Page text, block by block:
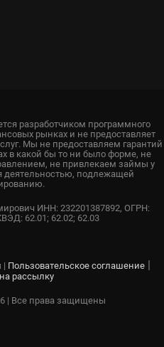
разработчиком программного
рынках и не предоставляет
Мы не предоставляем гарантий
в какой бы то ни было форме, не
не привлекаем займы у
деятельностью, подлежащей
ИНН: 232201387892, ОГРН:
62.01; 62.02; 62.03
| Пользовательское соглашение|
рассылку
| Все права защищены